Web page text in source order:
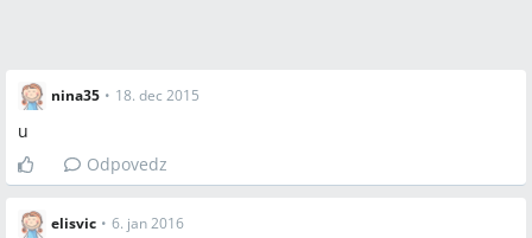
nina35 • 18. dec 2015
u
Odpovedz
elisvic • 6. jan 2016